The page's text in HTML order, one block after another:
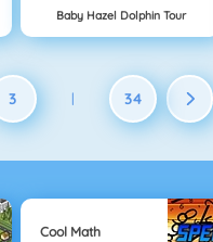
Baby Hazel Dolphin Tour
3 | 34
Cool Math